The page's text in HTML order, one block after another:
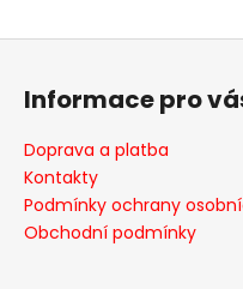
Z
Informace pro
Doprava a platba
Kontakty
Podmínky ochrany
Obchodní podmínky